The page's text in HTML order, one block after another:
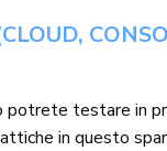
potrete testare in
in questo